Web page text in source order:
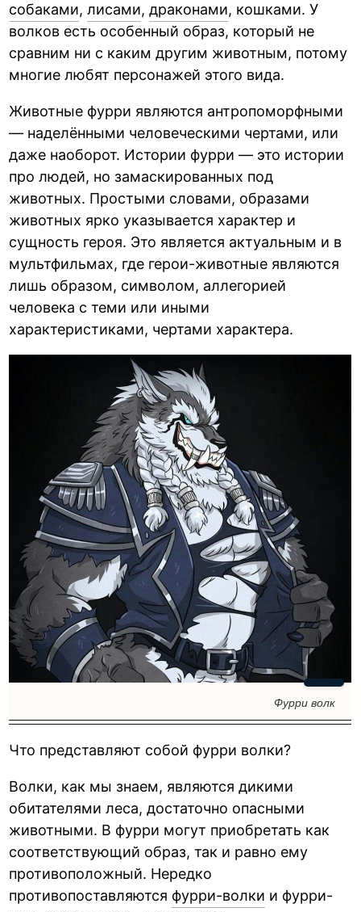
собаками,лисами,драконами, кошками. У
волков есть особенный образ, который не
сравним ни с каким другим животным, потому
многие любят персонажей этого вида.
Животные фурри являются антропоморфными
— наделёнными человеческими чертами, или
даже наоборот. Истории фурри — это истории
про людей, но замаскированных под
животных. Простыми словами, образами
животных ярко указывается характер и
сущность героя. Это является актуальным и в
мультфильмах, где герои-животные являются
лишь образом, символом, аллегорией
человека с теми или иными
характеристиками, чертами характера.
Фурри волк
Что представляют собой фурри волки?
Волки, как мы знаем, являются дикими
обитателями леса, достаточно опасными
животными. В фурри могут приобретать как
соответствующий образ, так и равно ему
противоположный. Нередко
противопоставляются фурри-волки и фурри-